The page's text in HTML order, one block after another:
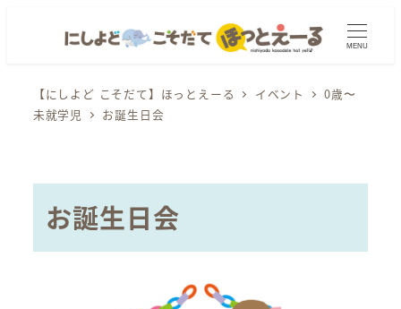
MENU
【にしよど こそだて】ほっとえーる イベント
0歳〜
未就学児
お誕生日会
お誕生日会